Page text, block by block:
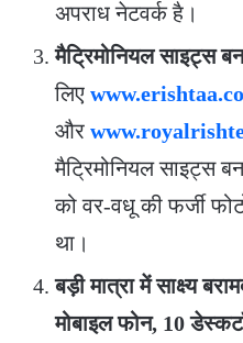
अपराध नेटवर्क है।
मैट्रिमोनियल साइट्स
लिए
और
मैट्रिमोनियल साइट्स
को वर-वधू की फर्जी
था।
बड़ी मात्रा में साक्ष्य
मोबाइल फोन, 10